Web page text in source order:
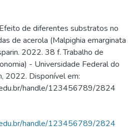
de diferentes substratos no
de acerola (Malpighia emarginata
2022. 38 f. Trabalho de
- Universidade Federal do
2022. Disponível em:
handle/123456789/2824
handle/123456789/2824